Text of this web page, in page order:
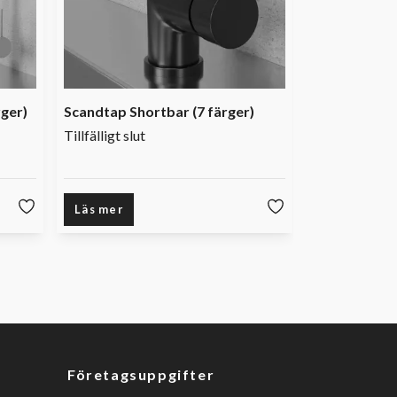
Scandtap Shortbar (7 färger)
Tillfälligt slut
Läs mer
Företagsuppgifter